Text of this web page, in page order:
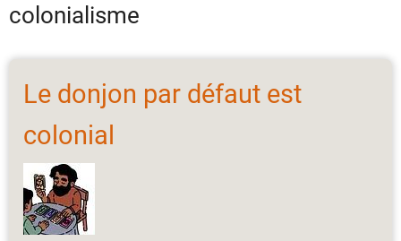
colonialisme
Le donjon par défaut est
colonial